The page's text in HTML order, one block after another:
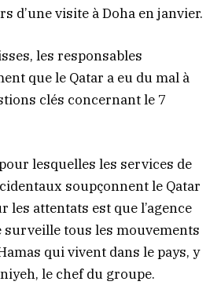
d’une visite à Doha en janvier.
les responsables
que le Qatar a eu du mal à
clés concernant le 7
lesquelles les services de
soupçonnent le Qatar
les attentats est que l’agence
surveille tous les mouvements
qui vivent dans le pays, y
le chef du groupe.